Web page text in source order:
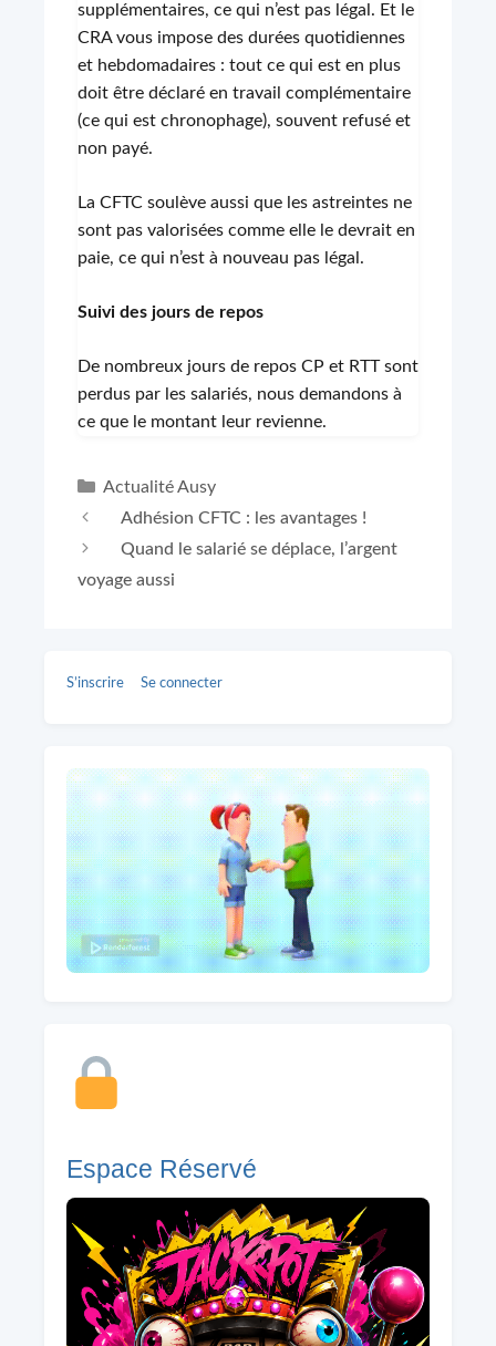
supplémentaires, ce qui n’est pas légal. Et le
CRA vous impose des durées quotidiennes
et hebdomadaires : tout ce qui est en plus
doit être déclaré en travail complémentaire
(ce qui est chronophage), souvent refusé et
non payé.
La CFTC soulève aussi que les astreintes ne
sont pas valorisées comme elle le devrait en
paie, ce qui n’est à nouveau pas légal.
Suivi des jours de repos
De nombreux jours de repos CP et RTT sont
perdus par les salariés, nous demandons à
ce que le montant leur revienne.
Catégories
Actualité Ausy
Adhésion CFTC : les avantages !
Quand le salarié se déplace, l’argent
voyage aussi
S’inscrire Se connecter
Espace Réservé